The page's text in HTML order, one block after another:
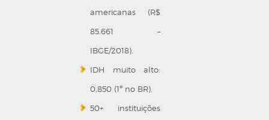
americanas (R$
85.661 –
IBGE/2018).
IDH muito alto:
0,850 (1º no BR).
50+ instituições